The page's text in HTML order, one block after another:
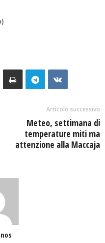
Articolo successivo
Meteo, settimana di
temperature miti ma
attenzione alla Maccaja